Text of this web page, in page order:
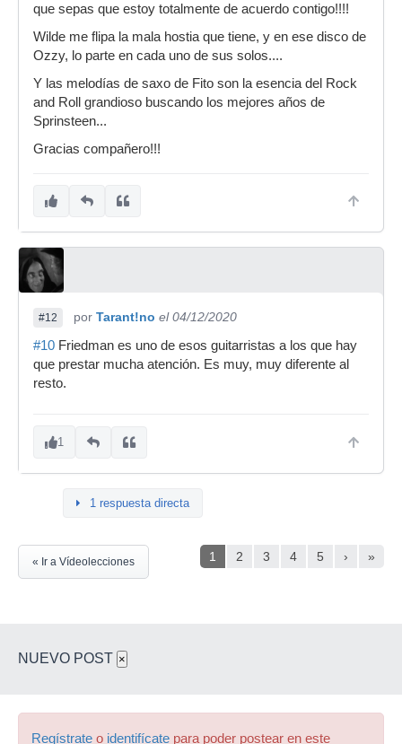
que sepas que estoy totalmente de acuerdo contigo!!!!
Wilde me flipa la mala hostia que tiene, y en ese disco de
Ozzy, lo parte en cada uno de sus solos....
Y las melodías de saxo de Fito son la esencia del Rock
and Roll grandioso buscando los mejores años de
Sprinsteen...
Gracias compañero!!!
#12 por Tarant!no el 04/12/2020
#10 Friedman es uno de esos guitarristas a los que hay
que prestar mucha atención. Es muy, muy diferente al
resto.
1
1 respuesta directa
1 2 3 4 5 › »
« Ir a Vídeolecciones
NUEVO POST ×
Regístrate o identifícate para poder postear en este